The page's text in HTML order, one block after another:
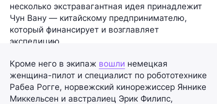
несколько экстравагантная идея принадлежит
Чун Вану — китайскому предпринимателю,
который финансирует и возглавляет
экспедицию.
Кроме него в экипаж вошли немецкая
женщина-пилот и специалист по робототехнике
Рабеа Рогге, норвежский кинорежиссер Яннике
Миккельсен и австралиец Эрик Филипс,